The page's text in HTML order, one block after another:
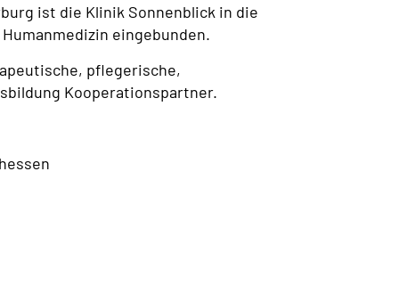
ist die Klinik Sonnenblick in die
eingebunden.
pflegerische,
Kooperationspartner.